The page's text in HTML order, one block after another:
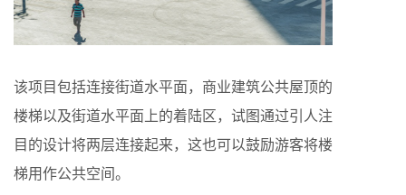
该项目包括连接街道水平面，商业建筑公共屋顶的
楼梯以及街道水平面上的着陆区，试图通过引人注
目的设计将两层连接起来，这也可以鼓励游客将楼
梯用作公共空间。